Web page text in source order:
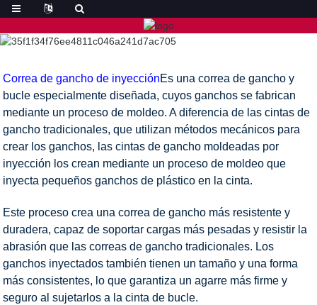
Correa de gancho de inyecciónEs una correa de gancho y
bucle especialmente diseñada, cuyos ganchos se fabrican
mediante un proceso de moldeo. A diferencia de las cintas de
gancho tradicionales, que utilizan métodos mecánicos para
crear los ganchos, las cintas de gancho moldeadas por
inyección los crean mediante un proceso de moldeo que
inyecta pequeños ganchos de plástico en la cinta.
Este proceso crea una correa de gancho más resistente y
duradera, capaz de soportar cargas más pesadas y resistir la
abrasión que las correas de gancho tradicionales. Los
ganchos inyectados también tienen un tamaño y una forma
más consistentes, lo que garantiza un agarre más firme y
seguro al sujetarlos a la cinta de bucle.